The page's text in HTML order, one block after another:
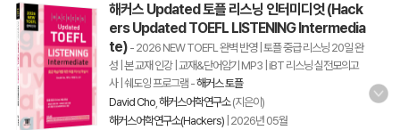
해커스 Updated 토플 리스닝 인터미디엇 (Hack
ers Updated TOEFL LISTENING Intermedia
te) - 2026 NEW TOEFL 완벽 반영 | 토플 중급 리스닝 20일 완
성 | 본 교재 인강 | 교재&단어암기 MP3 | iBT 리스닝 실전모의고
사 | 쉐도잉 프로그램 -해커스 토플
David Cho 해커스어학연구소(지은이)
해커스어학연구소(Hackers) 2026년 05월